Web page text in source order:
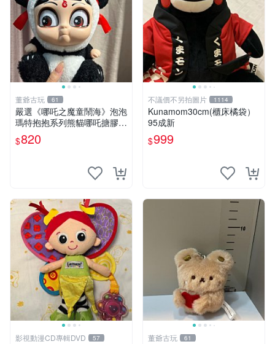
董爺古玩 61
嚴選《哪吒之魔童鬧海》泡泡
瑪特抱抱系列熊貓哪吒搪膠臉
毛絨， STATE：如圖顯示 哪
吒 毛絨公仔 泡泡瑪特
$820
不議價不另拍圖片 1114
Kunamom30cm(櫃床橘袋）
95成新
$999
影視動漫CD專輯DVD 57 董爺古玩 61